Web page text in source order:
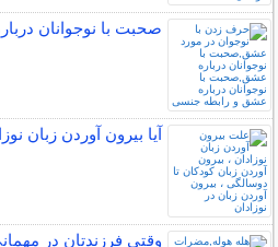
صحبت با نوجوانان
آیا بیرون آوردن زبان
وقتی فرزندتان در